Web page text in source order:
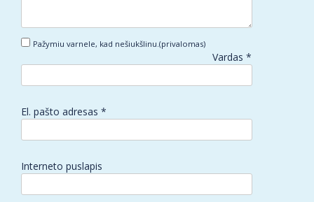
Pažymiu varnele, kad nešiukšlinu.(privalomas)
Vardas *
El. pašto adresas *
Interneto puslapis